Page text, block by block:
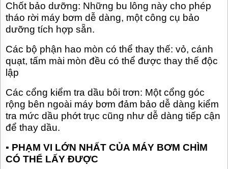
Chốt bảo dưỡng: Những bu lông này cho phép
tháo rời máy bơm dễ dàng, một công cụ bảo
dưỡng tích hợp sẵn.
Các bộ phận hao mòn có thể thay thế: vỏ, cánh
quạt, tấm mài mòn đều có thể được thay thế độc
lập
Các cổng kiểm tra dầu bôi trơn: Một cổng góc
rộng bên ngoài máy bơm đảm bảo dễ dàng kiểm
tra mức dầu phớt trục cũng như dễ dàng tiếp cận
để thay dầu.
▪ PHẠM VI LỚN NHẤT CỦA MÁY BƠM CHÌM
CÓ THỂ LẤY ĐƯỢC